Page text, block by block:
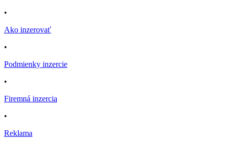
•
Ako inzerovať
•
Podmienky inzercie
•
Firemná inzercia
•
Reklama